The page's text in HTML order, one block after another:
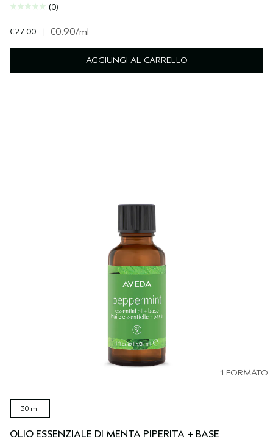
(0)
€27.00 | €0.90/ml
AGGIUNGI AL CARRELLO
1 FORMATO
30 ml
OLIO ESSENZIALE DI MENTA PIPERITA + BASE